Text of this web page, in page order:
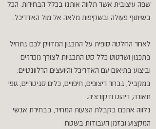
שפה עיצובית אשר תלווה אותנו בכלל הבחירות. הכל
בשיתוף פעולה ובשקיפות מלאה אל מול האדריכל.
לאחר החלטה סופית על התכנון המדויק לכם נתחיל
בתכנון ושרטוט כלל סט התכניות לצורך מכרזים
וביצוע בתיאום עם האדריכל והיועצים הרלוונטיים.
במקביל, נבחר ריצופים, חיפויים, כלים סניטריים, גופי
תאורה, ריהוט ודקורציה.
נלווה אתכם בקבלת הצעות המחיר, בבחירת אנשי
המקצוע ובזמן העבודות בשטח.